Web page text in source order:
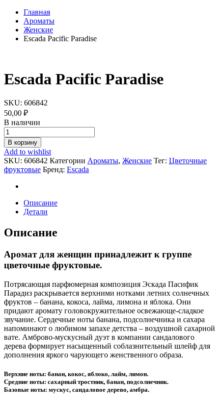
Главная
Ароматы
Женские
Escada Pacific Paradise
Escada Pacific Paradise
SKU: 606842
50,00 ₽
В наличии
Escada
Pacific
Paradise
quantity
В корзину
Add to wishlist
SKU: 606842 Категории Ароматы, Женские Тег: Цветочные
фруктовые Бренд: Escada
Описание
Детали
Описание
Аромат для женщин принадлежит к группе
цветочные фруктовые.
Потрясающая парфюмерная композиция Эскада Пасифик
Парадиз раскрывается верхними нотками летних солнечных
фруктов – банана, кокоса, лайма, лимона и яблока. Они
придают аромату головокружительное освежающе-сладкое
звучание. Сердечные ноты банана, подсолнечника и сахара
напоминают о любимом запахе детства – воздушной сахарной
вате. Амброво-мускусный дуэт в компании сандалового
дерева формирует насыщенный соблазнительный шлейф для
дополнения яркого чарующего женственного образа.
Верхние ноты: банан, кокос, яблоко, лайм, лимон.
Средние ноты: сахарный тростник, банан, подсолнечник.
Базовые ноты: мускус, сандаловое дерево, амбра.